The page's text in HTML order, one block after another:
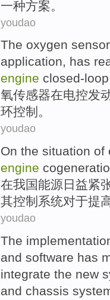
一种方案 。
youdao
The oxygen sensor
application, has
engine closed-loop
氧传感器在电控发
环控制。
youdao
On the situation of
engine
在我国能源日益紧
其控制 系统对于提
youdao
The
and software has
integrate the new
and chassis